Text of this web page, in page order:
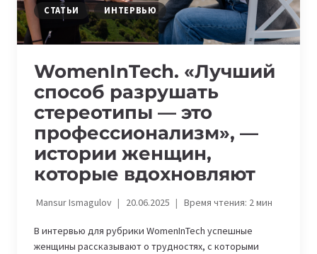
ДЕВУШЕК
ИЗ
АЛМАТЫ
СТАТЬИ ИНТЕРВЬЮ
WomenInTech. «Лучший
способ разрушать
стереотипы — это
профессионализм», —
истории женщин,
которые вдохновляют
Mansur Ismagulov 20.06.2025 Время чтения: 2мин
В интервью для рубрики WomenInTech успешные
женщины рассказывают о трудностях, с которыми